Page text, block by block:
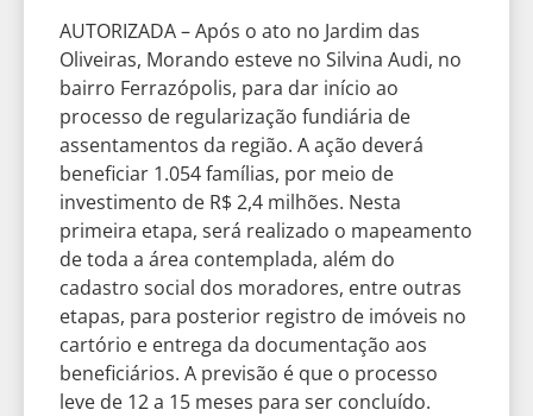
AUTORIZADA – Após o ato no Jardim das
Oliveiras, Morando esteve no Silvina Audi, no
bairro Ferrazópolis, para dar início ao
processo de regularização fundiária de
assentamentos da região. A ação deverá
beneficiar 1.054 famílias, por meio de
investimento de R$ 2,4 milhões. Nesta
primeira etapa, será realizado o mapeamento
de toda a área contemplada, além do
cadastro social dos moradores, entre outras
etapas, para posterior registro de imóveis no
cartório e entrega da documentação aos
beneficiários. A previsão é que o processo
leve de 12 a 15 meses para ser concluído.